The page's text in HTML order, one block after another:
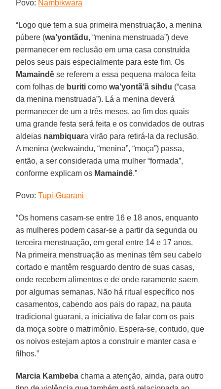
Povo: Nambikwara
“Logo que tem a sua primeira menstruação, a menina
púbere (wa’yontãdu, “menina menstruada”) deve
permanecer em reclusão em uma casa construída
pelos seus pais especialmente para este fim. Os
Mamaindê se referem a essa pequena maloca feita
com folhas de buriti comowa’yontã’ã sihdu (“casa
da menina menstruada”). Lá a menina deverá
permanecer de um a três meses, ao fim dos quais
uma grande festa será feita e os convidados de outras
aldeias nambiquara virão para retirá-la da reclusão.
A menina (wekwaindu, “menina”, “moça”) passa,
então, a ser considerada uma mulher “formada”,
conforme explicam os Mamaindê.”
Povo:Tupi-Guarani
“Os homens casam-se entre 16 e 18 anos, enquanto
as mulheres podem casar-se a partir da segunda ou
terceira menstruação, em geral entre 14 e 17 anos.
Na primeira menstruação as meninas têm seu cabelo
cortado e mantêm resguardo dentro de suas casas,
onde recebem alimentos e de onde raramente saem
por algumas semanas. Não há ritual específico nos
casamentos, cabendo aos pais do rapaz, na pauta
tradicional guarani, a iniciativa de falar com os pais
da moça sobre o matrimônio. Espera-se, contudo, que
os noivos estejam aptos a construir e manter casa e
filhos.”
Marcia Kambeba chama a atenção, ainda, para outro